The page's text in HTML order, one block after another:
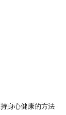
身心健康的方法